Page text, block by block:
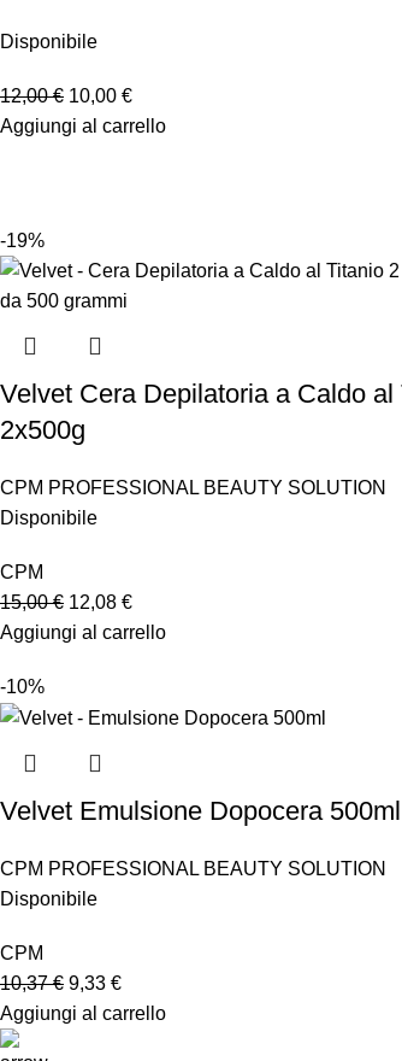
Disponibile
12,00€ 10,00 €
Aggiungi al carrello
-19%
Velvet Cera Depilatoria a Caldo al
2x500g
CPM PROFESSIONAL BEAUTY SOLUTION
Disponibile
CPM
15,00€ 12,08 €
Aggiungi al carrello
-10%
Velvet Emulsione Dopocera 500ml
CPM PROFESSIONAL BEAUTY SOLUTION
Disponibile
CPM
10,37€ 9,33 €
Aggiungi al carrello